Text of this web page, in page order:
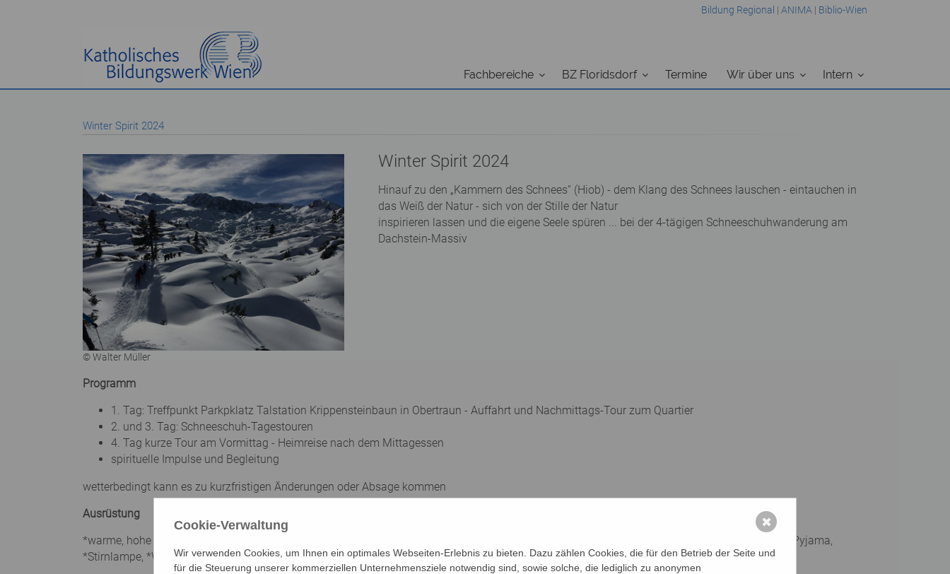
Bildung Regional | ANIMA | Biblio-Wien
Fachbereiche BZ Floridsdorf Termine Wir über uns Intern
Winter Spirit 2024
© Walter Müller
Winter Spirit 2024
Hinauf zu den „Kammern des Schnees“ (Hiob) - dem Klang des Schnees lauschen - eintauchen in
das Weiß der Natur - sich von der Stille der Natur
inspirieren lassen und die eigene Seele spüren ... bei der 4-tägigen Schneeschuhwanderung am
Dachstein-Massiv
Programm
1. Tag: Treffpunkt Parkpklatz Talstation Krippensteinbaun in Obertraun - Auffahrt und Nachmittags-Tour zum Quartier
2. und 3. Tag: Schneeschuh-Tagestouren
4. Tag kurze Tour am Vormittag - Heimreise nach dem Mittagessen
spirituelle Impulse und Begleitung
wetterbedingt kann es zu kurzfristigen Änderungen oder Absage kommen
Ausrüstung
*warme, hohe Wander- oder Winterschuhe, *Winterbekleidung, *Haube, *Handschuhe, *Wechsel-(Unter-)Wäsche, *Rucksack, *Toilette-Sachen, *Pyjama,
*Stirnlampe, *Wander- / Skistöcke, Gamaschen (können ausgeliehen werden)
Cookie-Verwaltung
Wir verwenden Cookies, um Ihnen ein optimales Webseiten-Erlebnis zu bieten. Dazu zählen Cookies, die für den Betrieb der Seite und
für die Steuerung unserer kommerziellen Unternehmensziele notwendig sind, sowie solche, die lediglich zu anonymen
✖